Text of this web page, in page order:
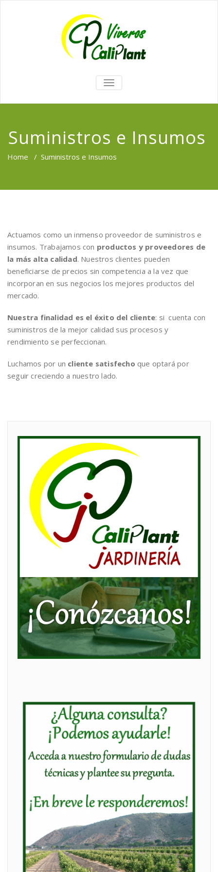
TOGGLE
NAVIGATION
Suministros e Insumos
Home / Suministros e Insumos
Actuamos como un inmenso proveedor de suministros e
insumos. Trabajamos con productos y proveedores de
la más alta calidad. Nuestros clientes pueden
beneficiarse de precios sin competencia a la vez que
incorporan en sus negocios los mejores productos del
mercado.
Nuestra finalidad es el éxito del cliente: si cuenta con
suministros de la mejor calidad sus procesos y
rendimiento se perfeccionan.
Luchamos por un cliente satisfecho que optará por
seguir creciendo a nuestro lado.